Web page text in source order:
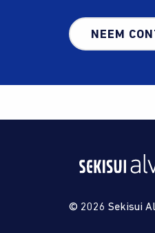
NEEM
© 2026 Sekisui